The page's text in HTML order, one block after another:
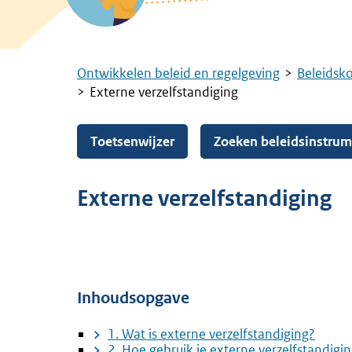
Kruimelpad
Ontwikkelen beleid en regelgeving
Externe verzelfstandiging
Toetsenwijzer Zoeken
Externe verzelfstandiging
Inhoudsopgave
1. Wat is externe verzelfstandiging?